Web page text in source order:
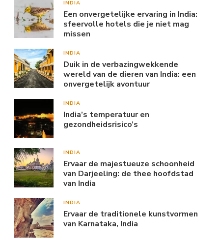
INDIA
Een onvergetelijke ervaring in India:
sfeervolle hotels die je niet mag
missen
INDIA
Duik in de verbazingwekkende
wereld van de dieren van India: een
onvergetelijk avontuur
INDIA
India’s temperatuur en
gezondheidsrisico’s
INDIA
Ervaar de majestueuze schoonheid
van Darjeeling: de thee hoofdstad
van India
INDIA
Ervaar de traditionele kunstvormen
van Karnataka, India